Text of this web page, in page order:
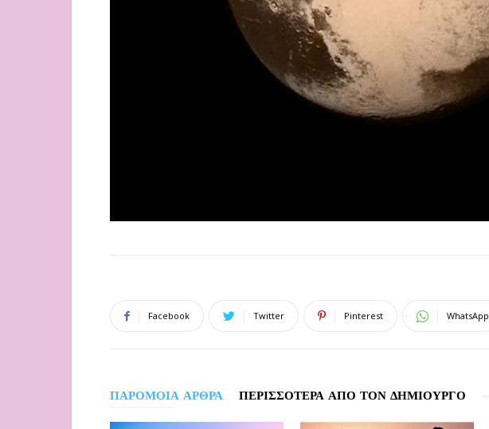
Facebook Twitter Pinterest WhatsApp
ΠΑΡΟΜΟΙΑ ΑΡΘΡΑ ΠΕΡΙΣΣΟΤΕΡΑ ΑΠΟ ΤΟΝ ΔΗΜΙΟΥΡΓΟ